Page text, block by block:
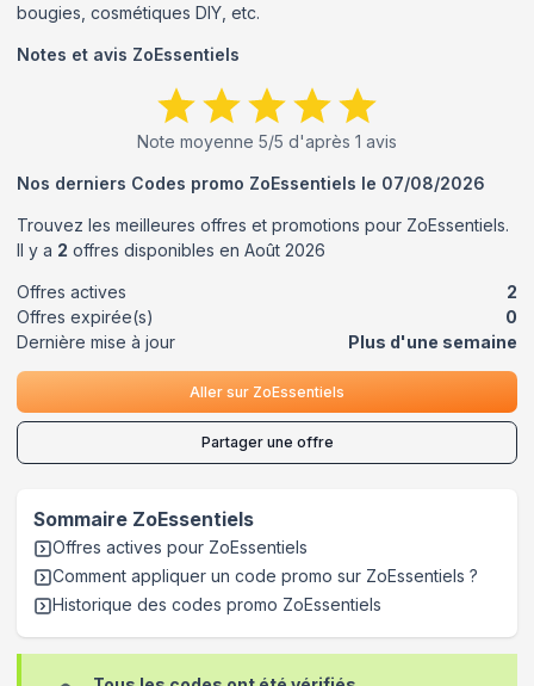
bougies, cosmétiques DIY, etc.
Notes et avis ZoEssentiels
Note moyenne 5/5 d'après 1 avis
Nos derniers Codes promo ZoEssentiels le 07/08/2026
Trouvez les meilleures offres et promotions pour ZoEssentiels.
Il y a 2 offres disponibles en Août 2026
Offres actives
2
Offres expirée(s)
0
Dernière mise à jour
Plus d'une semaine
Aller sur ZoEssentiels
Partager une offre
Sommaire ZoEssentiels
Offres actives pour ZoEssentiels
Comment appliquer un code promo sur ZoEssentiels ?
Historique des codes promo ZoEssentiels